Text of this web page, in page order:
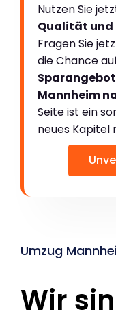
Nutzen Sie
Qualität und
Fragen Sie
die Chance
Mannheim
Seite ist ein
neues Kapitel
Umzug
Wir